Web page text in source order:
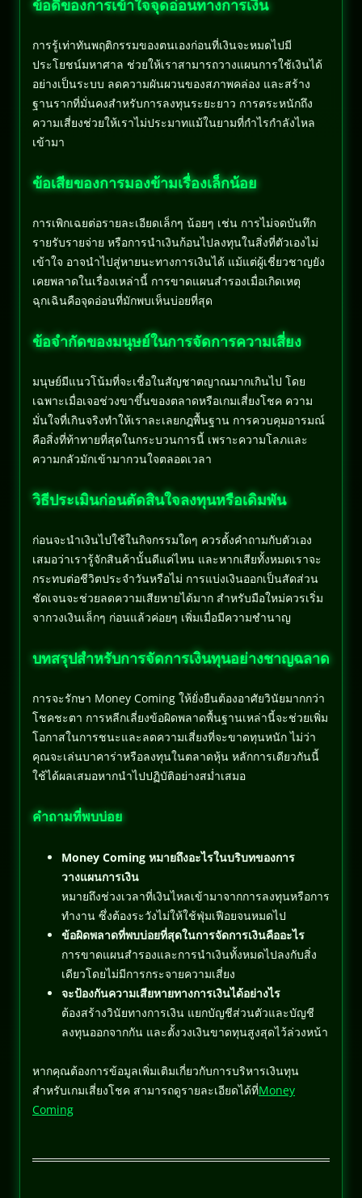
ข้อดีของการเข้าใจจุดอ่อนทางการเงิน
การรู้เท่าทันพฤติกรรมของตนเองก่อนที่เงินจะหมดไปมี
ประโยชน์มหาศาล ช่วยให้เราสามารถวางแผนการใช้เงินได้
อย่างเป็นระบบ ลดความผันผวนของสภาพคล่อง และสร้าง
ฐานรากที่มั่นคงสำหรับการลงทุนระยะยาว การตระหนักถึง
ความเสี่ยงช่วยให้เราไม่ประมาทแม้ในยามที่กำไรกำลังไหล
เข้ามา
ข้อเสียของการมองข้ามเรื่องเล็กน้อย
การเพิกเฉยต่อรายละเอียดเล็กๆ น้อยๆ เช่น การไม่จดบันทึก
รายรับรายจ่าย หรือการนำเงินก้อนไปลงทุนในสิ่งที่ตัวเองไม่
เข้าใจ อาจนำไปสู่หายนะทางการเงินได้ แม้แต่ผู้เชี่ยวชาญยัง
เคยพลาดในเรื่องเหล่านี้ การขาดแผนสำรองเมื่อเกิดเหตุ
ฉุกเฉินคือจุดอ่อนที่มักพบเห็นบ่อยที่สุด
ข้อจำกัดของมนุษย์ในการจัดการความเสี่ยง
มนุษย์มีแนวโน้มที่จะเชื่อในสัญชาตญาณมากเกินไป โดย
เฉพาะเมื่อเจอช่วงขาขึ้นของตลาดหรือเกมเสี่ยงโชค ความ
มั่นใจที่เกินจริงทำให้เราละเลยกฎพื้นฐาน การควบคุมอารมณ์
คือสิ่งที่ท้าทายที่สุดในกระบวนการนี้ เพราะความโลภและ
ความกลัวมักเข้ามากวนใจตลอดเวลา
วิธีประเมินก่อนตัดสินใจลงทุนหรือเดิมพัน
ก่อนจะนำเงินไปใช้ในกิจกรรมใดๆ ควรตั้งคำถามกับตัวเอง
เสมอว่าเรารู้จักสินค้านั้นดีแค่ไหน และหากเสียทั้งหมดเราจะ
กระทบต่อชีวิตประจำวันหรือไม่ การแบ่งเงินออกเป็นสัดส่วน
ชัดเจนจะช่วยลดความเสียหายได้มาก สำหรับมือใหม่ควรเริ่ม
จากวงเงินเล็กๆ ก่อนแล้วค่อยๆ เพิ่มเมื่อมีความชำนาญ
บทสรุปสำหรับการจัดการเงินทุนอย่างชาญฉลาด
การจะรักษา Money Coming ให้ยั่งยืนต้องอาศัยวินัยมากกว่า
โชคชะตา การหลีกเลี่ยงข้อผิดพลาดพื้นฐานเหล่านี้จะช่วยเพิ่ม
โอกาสในการชนะและลดความเสี่ยงที่จะขาดทุนหนัก ไม่ว่า
คุณจะเล่นบาคาร่าหรือลงทุนในตลาดหุ้น หลักการเดียวกันนี้
ใช้ได้ผลเสมอหากนำไปปฏิบัติอย่างสม่ำเสมอ
คำถามที่พบบ่อย
Money Coming หมายถึงอะไรในบริบทของการ
วางแผนการเงิน
หมายถึงช่วงเวลาที่เงินไหลเข้ามาจากการลงทุนหรือการ
ทำงาน ซึ่งต้องระวังไม่ให้ใช้ฟุ่มเฟือยจนหมดไป
ข้อผิดพลาดที่พบบ่อยที่สุดในการจัดการเงินคืออะไร
การขาดแผนสำรองและการนำเงินทั้งหมดไปลงกับสิ่ง
เดียวโดยไม่มีการกระจายความเสี่ยง
จะป้องกันความเสียหายทางการเงินได้อย่างไร
ต้องสร้างวินัยทางการเงิน แยกบัญชีส่วนตัวและบัญชี
ลงทุนออกจากกัน และตั้งวงเงินขาดทุนสูงสุดไว้ล่วงหน้า
หากคุณต้องการข้อมูลเพิ่มเติมเกี่ยวกับการบริหารเงินทุน
สำหรับเกมเสี่ยงโชค สามารถดูรายละเอียดได้ที่Money
Coming